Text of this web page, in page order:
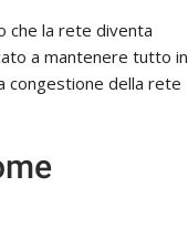
che la rete diventa
a mantenere tutto in
congestione della rete